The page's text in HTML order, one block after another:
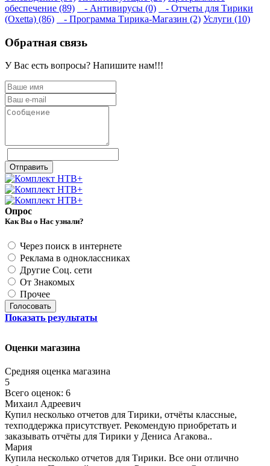
обеспечение (89)
- Антивирусы (0)
- Отчеты для Тирики
(Oxetta) (86)
- Программа Тирика-Магазин (2) Услуги (10)
Обратная связь
У Вас есть вопросы? Напишите нам!!!
Отправить
Опрос
Как Вы о Нас узнали?
Через поиск в интернете
Реклама в одноклассниках
Другие Соц. сети
От Знакомых
Прочее
Голосовать
Показать результаты
Оценки магазина
Средняя оценка магазина
5
Всего оценок: 6
Михаил Адреевич
Купил несколько отчетов для Тирики, отчёты классные,
техподдержка присутствует. Рекомендую приобретать и
заказывать отчёты для Тирики у Дениса Агакова..
Мария
Купила несколько отчетов для Тирики. Все они отлично